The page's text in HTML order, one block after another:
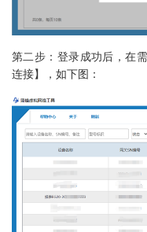
第二步：登录成功后，在
连接】，如下图：